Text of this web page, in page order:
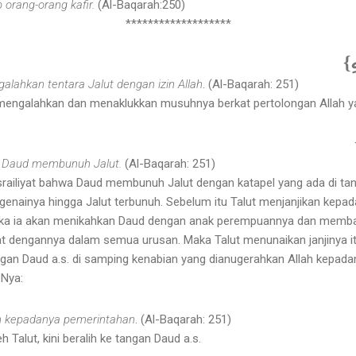
orang kafir. (Al-Baqarah:250)
*******************
tentara Jalut dengan izin Allah . (Al-Baqarah: 251)
dan menaklukkan musuhnya berkat pertolongan Allah
membunuh Jalut. (Al-Baqarah: 251)
bahwa Daud membunuh Jalut dengan katapel yang ada di
hingga Jalut terbunuh. Sebelum itu Talut menjanjikan
ia akan menikahkan Daud dengan anak perempuannya dan
dalam semua urusan. Maka Talut menunaikan janjinya
Daud a.s. di samping kenabian yang dianugerahkan Allah
pemerintahan . (Al-Baqarah: 251)
Talut, kini beralih ke tangan Daud a.s.